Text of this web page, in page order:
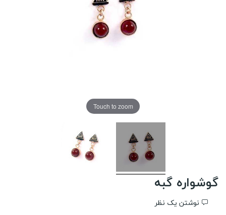
Touch to zoom
گوشواره گبه
نوشتن یک نظر